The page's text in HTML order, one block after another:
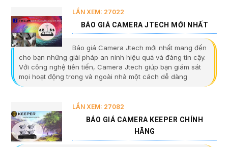
LẦN XEM: 27022
BÁO GIÁ CAMERA JTECH MỚI NHẤT
Báo giá Camera Jtech mới nhất mang đến
cho bạn những giải pháp an ninh hiệu quả và đáng tin cậy.
Với công nghệ tiên tiến, Camera Jtech giúp bạn giám sát
mọi hoạt động trong và ngoài nhà một cách dễ dàng
LẦN XEM: 27082
BÁO GIÁ CAMERA KEEPER CHÍNH
HÃNG